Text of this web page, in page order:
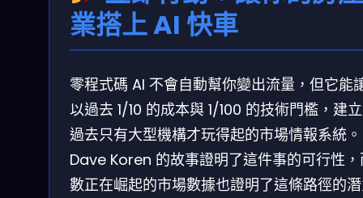
業搭上 AI 快車
零程式碼 AI 不會自動幫你變出流量，但它能
以過去 1/10 的成本與 1/100 的技術門檻，建
過去只有大型機構才玩得起的市場情報系統。
Dave Koren 的故事證明了這件事的可行性
數正在崛起的市場數據也證明了這條路徑的